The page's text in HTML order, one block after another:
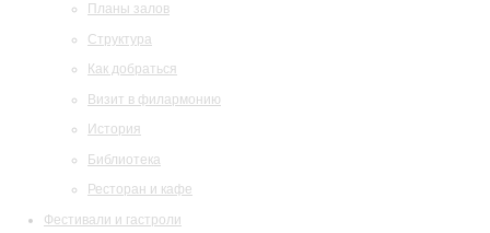
Планы залов
Структура
Как добраться
Визит в филармонию
История
Библиотека
Ресторан и кафе
Фестивали и гастроли